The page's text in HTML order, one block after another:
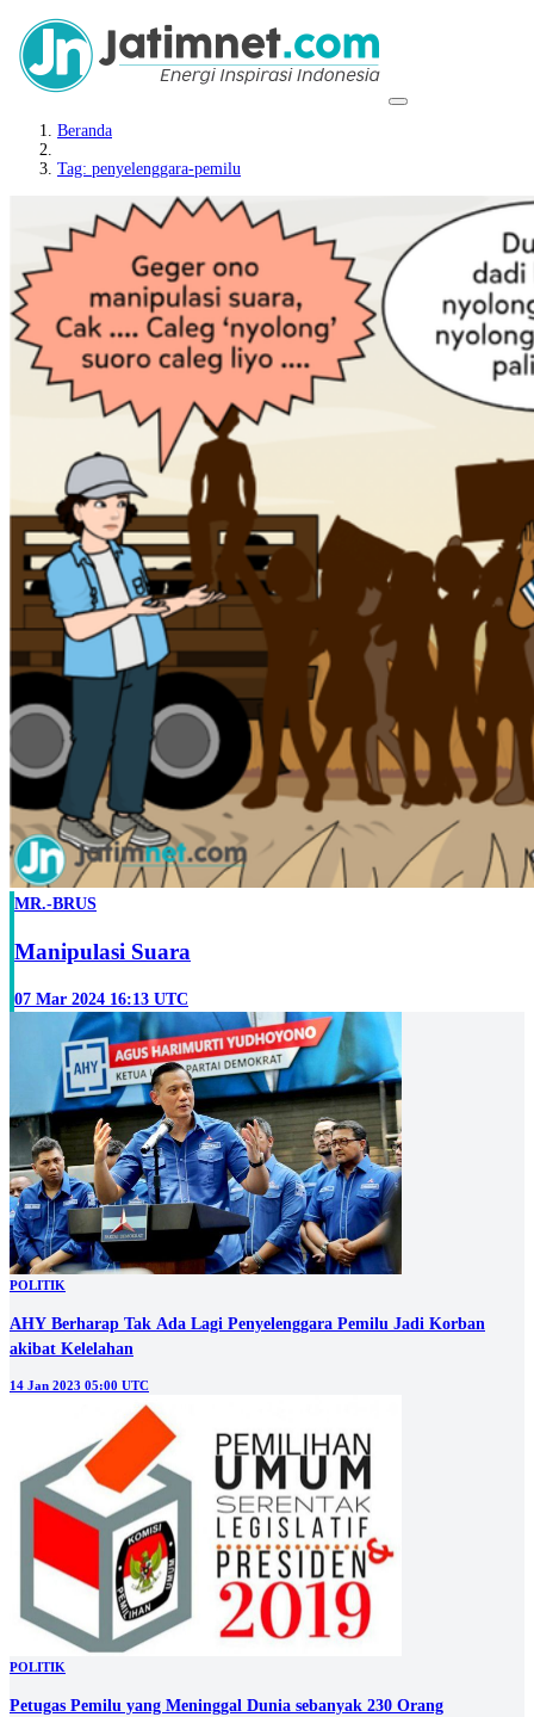
Beranda
Tag: penyelenggara-pemilu
MR.-BRUS
Manipulasi Suara
07 Mar 2024 16:13 UTC
POLITIK
AHY Berharap Tak Ada Lagi Penyelenggara Pemilu Jadi Korban
akibat Kelelahan
14 Jan 2023 05:00 UTC
POLITIK
Petugas Pemilu yang Meninggal Dunia sebanyak 230 Orang